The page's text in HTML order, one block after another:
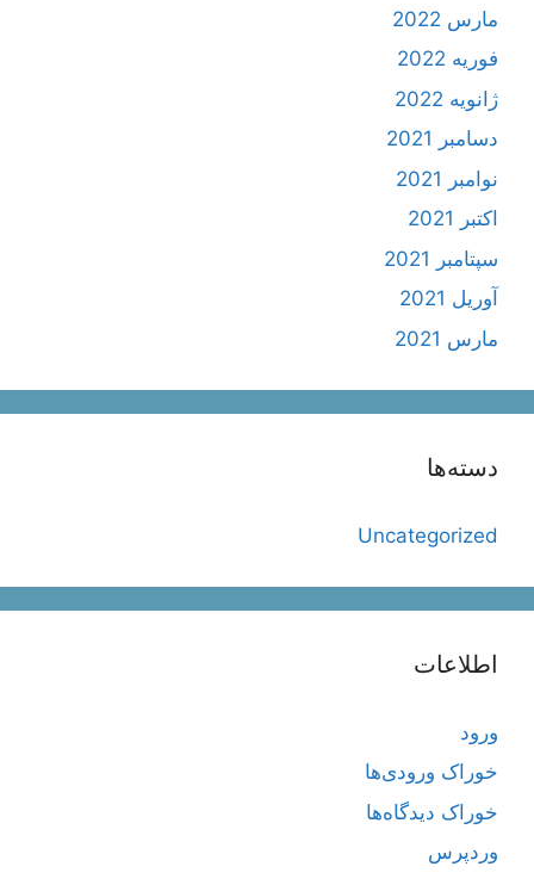
مارس 2022
فوریه 2022
ژانویه 2022
دسامبر 2021
نوامبر 2021
اکتبر 2021
سپتامبر 2021
آوریل 2021
مارس 2021
دسته‌ها
Uncategorized
اطلاعات
ورود
خوراک ورودی‌ها
خوراک دیدگاه‌ها
وردپرس